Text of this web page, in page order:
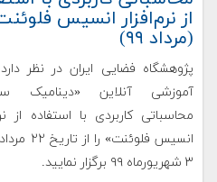
از نرم‌افزار انسیس
(مرداد ۹۹)
پژوهشگاه فضایی ایران در نظر
آموزشی آنلاین «دینامیک
محاسباتی کاربردی با استفاده از
انسیس فلوئنت»
۳ شهریورماه ۹۹ برگزار نمایید.